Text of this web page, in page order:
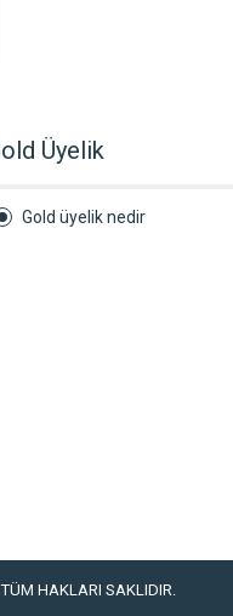
Üyelik
Gold üyelik nedir
HAKLARI SAKLIDIR.